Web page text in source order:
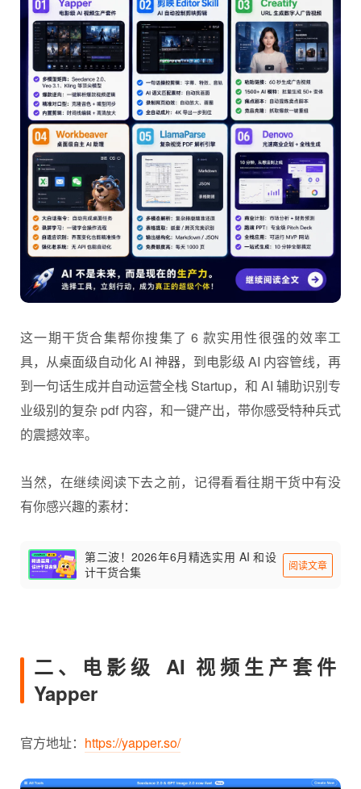
这一期干货合集帮你搜集了 6 款实用性很强的效率工
具，从桌面级自动化 AI 神器，到电影级 AI 内容管线，再
到一句话生成并自动运营全栈 Startup，和 AI 辅助识别专
业级别的复杂 pdf 内容，和一键产出，带你感受特种兵式
的震撼效率。
当然，在继续阅读下去之前，记得看看往期干货中有没
有你感兴趣的素材：
第二波！2026年6月精选实用 AI 和设
计干货合集
阅读文章
二、电影级 AI 视频生产套件
Yapper
官方地址： https://yapper.so/